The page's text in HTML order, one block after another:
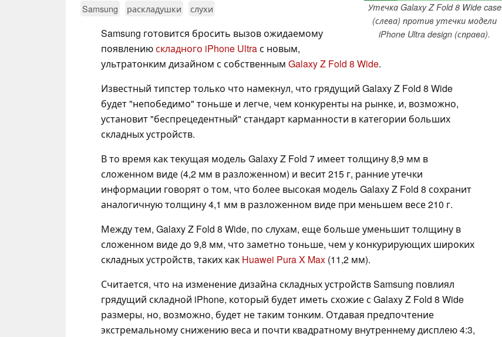
Утечка Galaxy Z Fold 8 Wide case
(слева) против утечки модели
iPhone Ultra design (справа).
Samsung раскладушки слухи
Samsung готовится бросить вызов ожидаемому
появлениюскладного iPhone Ultraс новым,
ультратонким дизайном с собственным Galaxy Z Fold 8 Wide.
Известный типстер только что намекнул, что грядущий Galaxy Z Fold 8 Wide
будет "непобедимо" тоньше и легче, чем конкуренты на рынке, и, возможно,
установит "беспрецедентный" стандарт карманности в категории больших
складных устройств.
В то время как текущая модель Galaxy Z Fold 7 имеет толщину 8,9 мм в
сложенном виде (4,2 мм в разложенном) и весит 215 г, ранние утечки
информации говорят о том, что более высокая модель Galaxy Z Fold 8 сохранит
аналогичную толщину 4,1 мм в разложенном виде при меньшем весе 210 г.
Между тем, Galaxy Z Fold 8 Wide, по слухам, еще больше уменьшит толщину в
сложенном виде до 9,8 мм, что заметно тоньше, чем у конкурирующих широких
складных устройств, таких как Huawei Pura X Max (11,2 мм).
Считается, что на изменение дизайна складных устройств Samsung повлиял
грядущий складной iPhone, который будет иметь схожие с Galaxy Z Fold 8 Wide
размеры, но, возможно, будет не таким тонким. Отдавая предпочтение
экстремальному снижению веса и почти квадратному внутреннему дисплею 4:3,